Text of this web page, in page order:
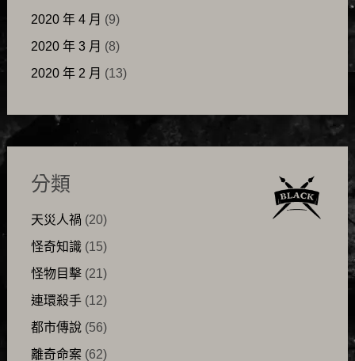
2020 年 4 月 (9)
2020 年 3 月 (8)
2020 年 2 月 (13)
分類
天災人禍 (20)
怪奇知識(15)
怪物目擊(21)
連環殺手(12)
都市傳說(56)
離奇命案(62)